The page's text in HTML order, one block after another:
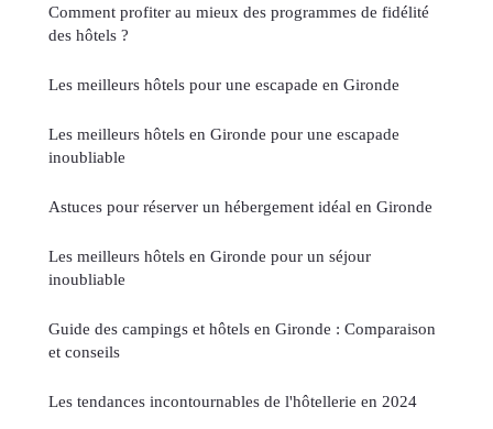
Comment profiter au mieux des programmes de fidélité
des hôtels ?
Les meilleurs hôtels pour une escapade en Gironde
Les meilleurs hôtels en Gironde pour une escapade
inoubliable
Astuces pour réserver un hébergement idéal en Gironde
Les meilleurs hôtels en Gironde pour un séjour
inoubliable
Guide des campings et hôtels en Gironde : Comparaison
et conseils
Les tendances incontournables de l'hôtellerie en 2024